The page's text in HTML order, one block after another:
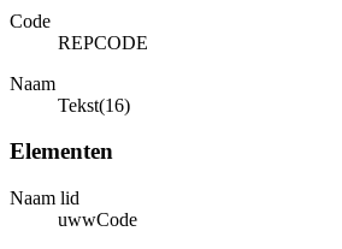
Code
REPCODE
Naam
Tekst(16)
Elementen
Naam lid
uwwCode